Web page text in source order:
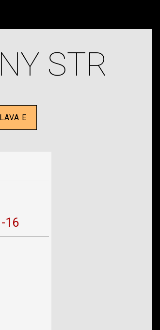
STR
E
-16